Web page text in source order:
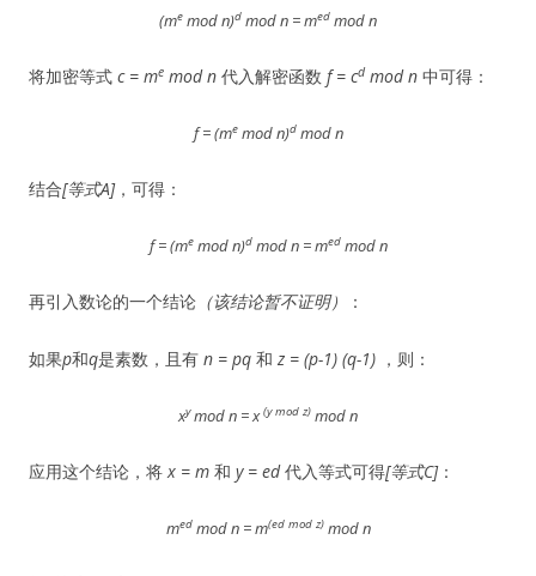
(me mod n)d mod n = med mod n
将加密等式 c = me mod n 代入解密函数 f = cdmod n 中可得：
f =(memod n)dmod n
结合[等式A]，可得：
f = (memod n)dmod n = medmod n
再引入数论的一个结论 （该结论暂不证明） ：
如果p和q是素数，且有 n = pq 和 z = (p-1) (q-1) ，则：
xymod n = x(y mod z) mod n
应用这个结论，将x = m 和 y = ed代入等式可得[等式C]：
medmod n = m(ed mod z) mod n